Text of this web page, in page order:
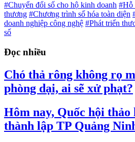
#Chuyển đổi số cho hộ kinh doanh #Hỗ
thương #Chương trình số hóa toàn diện
doanh nghiệp công nghệ #Phát triển
số
Đọc nhiều
Chó thả rông không rọ
phòng dại, ai sẽ xử phạt?
Hôm nay, Quốc hội thảo
thành lập TP Quảng